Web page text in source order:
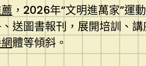
，2026年“文明進萬家”運
送圖書報刊，展開培訓、
體等傾斜。